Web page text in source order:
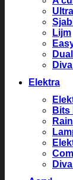
Lijm
Elektra
Bits